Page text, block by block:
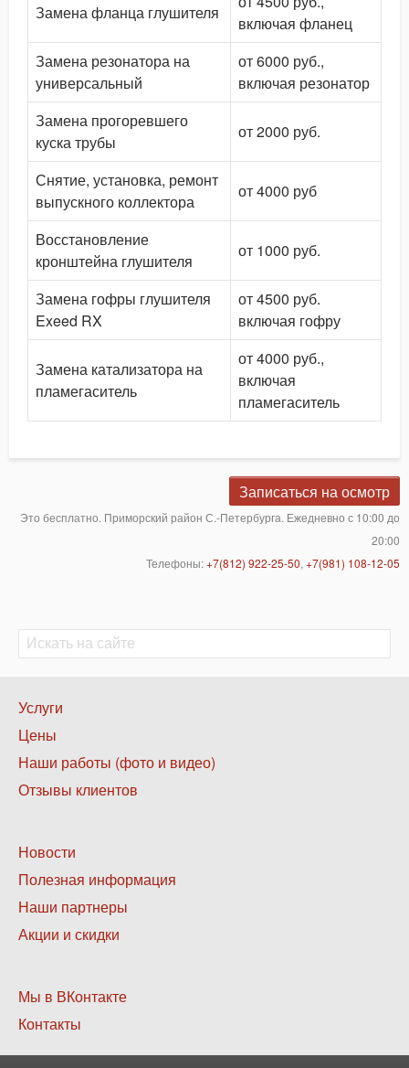
Замена фланца глушителя
включая фланец
Замена резонатора на
универсальный
от 6000 руб.,
включая резонатор
Замена прогоревшего
куска трубы
от 2000 руб.
Снятие, установка, ремонт
выпускного коллектора
от 4000 руб
Восстановление
кронштейна глушителя
от 1000 руб.
Замена гофры глушителя
Exeed RX
от 4500 руб.
включая гофру
Замена катализатора на
пламегаситель
от 4000 руб.,
включая
пламегаситель
Записаться на осмотр
Это бесплатно. Приморский район С.-Петербурга. Ежедневно с 10:00 до
20:00
Телефоны:+7(812) 922-25-50, +7(981) 108-12-05
Поиск
Поиск
Нижнее
меню
1
Услуги
Цены
Наши работы (фото и видео)
Отзывы клиентов
Нижнее
меню
2
Новости
Полезная информация
Наши партнеры
Акции и скидки
Нижнее
меню
3
Мы в ВКонтакте
Контакты